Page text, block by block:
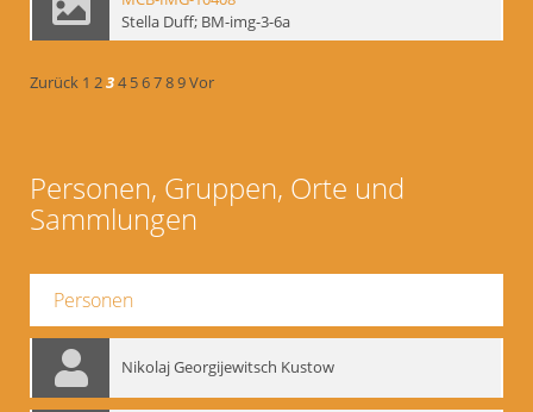
Stella Duff; BM-img-3-6a
Zurück 1 234 56789Vor
Personen, Gruppen, Orte und
Sammlungen
Personen
Nikolaj Georgijewitsch Kustow